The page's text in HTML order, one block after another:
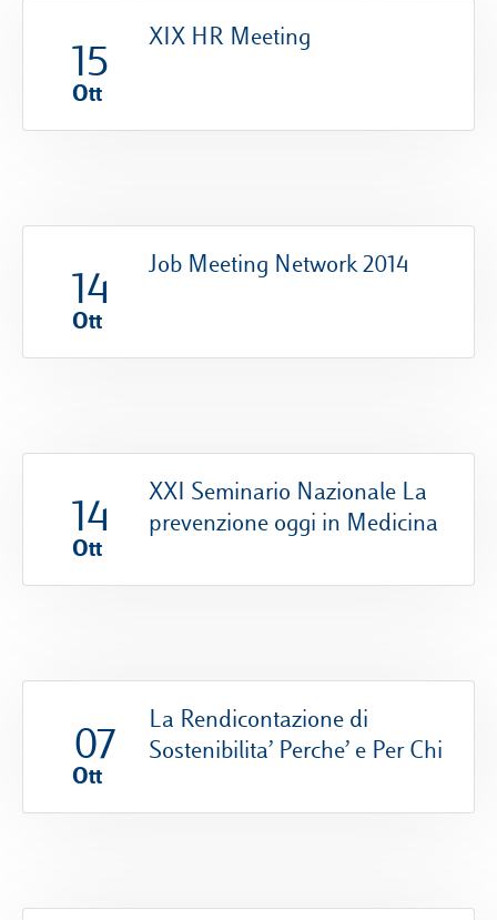
15
Ott
XIX HR Meeting
14
Ott
Job Meeting Network 2014
14
Ott
XXI Seminario Nazionale La
prevenzione oggi in Medicina
07
Ott
La Rendicontazione di
Sostenibilita’ Perche’ e Per Chi